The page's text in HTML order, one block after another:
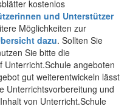
kostenlos
und Unterstützer
Möglichkeiten zur
dazu. Sollten Sie
Sie bitte die
Unterricht.Schule angeboten
gut weiterentwickeln lässt
Unterrichtsvorbereitung und
von Unterricht.Schule